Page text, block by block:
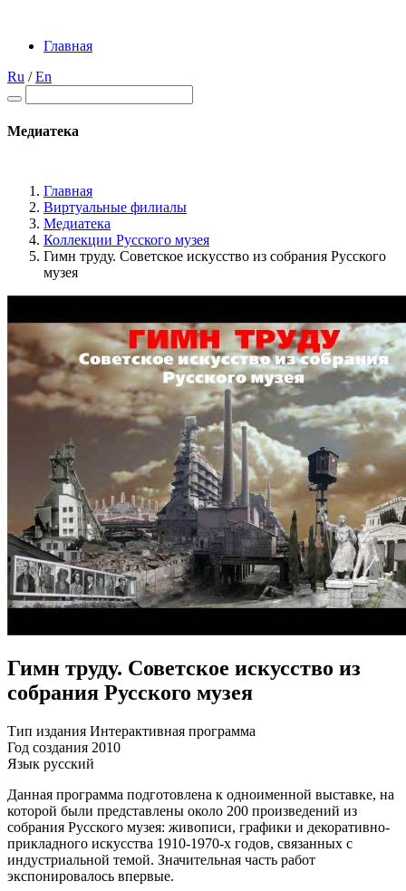
Главная
Ru /En
Медиатека
Главная
Виртуальные филиалы
Медиатека
Коллекции Русского музея
Гимн труду. Советское искусство из собрания Русского
музея
Гимн труду. Советское искусство из
собрания Русского музея
Тип издания Интерактивная программа
Год создания 2010
Язык русский
Данная программа подготовлена к одноименной выставке, на
которой были представлены около 200 произведений из
собрания Русского музея: живописи, графики и декоративно-
прикладного искусства 1910-1970-х годов, связанных с
индустриальной темой. Значительная часть работ
экспонировалось впервые.